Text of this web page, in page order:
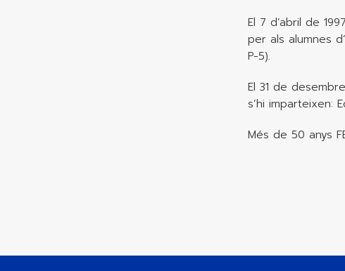
El 7 d’abril de
per als alumnes
P-5).
El 31 de
s’hi imparteixen:
Més de 50 anys